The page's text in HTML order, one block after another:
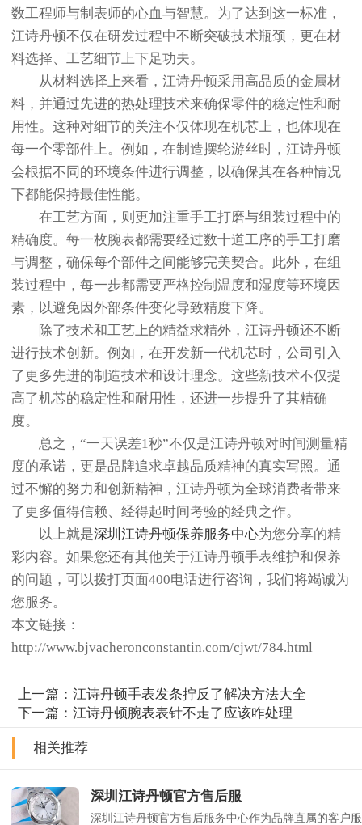
数工程师与制表师的心血与智慧。为了达到这一标准，
江诗丹顿不仅在研发过程中不断突破技术瓶颈，更在材
料选择、工艺细节上下足功夫。
从材料选择上来看，江诗丹顿采用高品质的金属材
料，并通过先进的热处理技术来确保零件的稳定性和耐
用性。这种对细节的关注不仅体现在机芯上，也体现在
每一个零部件上。例如，在制造摆轮游丝时，江诗丹顿
会根据不同的环境条件进行调整，以确保其在各种情况
下都能保持最佳性能。
在工艺方面，则更加注重手工打磨与组装过程中的
精确度。每一枚腕表都需要经过数十道工序的手工打磨
与调整，确保每个部件之间能够完美契合。此外，在组
装过程中，每一步都需要严格控制温度和湿度等环境因
素，以避免因外部条件变化导致精度下降。
除了技术和工艺上的精益求精外，江诗丹顿还不断
进行技术创新。例如，在开发新一代机芯时，公司引入
了更多先进的制造技术和设计理念。这些新技术不仅提
高了机芯的稳定性和耐用性，还进一步提升了其精确
度。
总之，“一天误差1秒”不仅是江诗丹顿对时间测量精
度的承诺，更是品牌追求卓越品质精神的真实写照。通
过不懈的努力和创新精神，江诗丹顿为全球消费者带来
了更多值得信赖、经得起时间考验的经典之作。
以上就是深圳江诗丹顿保养服务中心为您分享的精
彩内容。如果您还有其他关于江诗丹顿手表维护和保养
的问题，可以拨打页面400电话进行咨询，我们将竭诚为
您服务。
本文链接：
http://www.bjvacheronconstantin.com/cjwt/784.html
上一篇：江诗丹顿手表发条拧反了解决方法大全
下一篇：江诗丹顿腕表表针不走了应该咋处理
相关推荐
深圳江诗丹顿官方售后服
深圳江诗丹顿官方售后服务中心作为品牌直属的客户服